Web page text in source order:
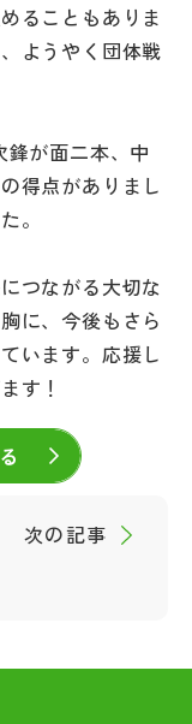
ることもありま
ようやく団体戦
鋒が面二本、中
得点がありまし
。
つながる大切な
に、今後もさら
います。応援し
す！
次の記事